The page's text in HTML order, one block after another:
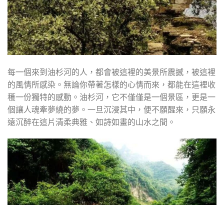
每一個來到油杉河的人，都會被這裡的美景所震撼，被這裡
的風情所感染。無論你帶著怎樣的心情而來，都能在這裡收
穫一份獨特的感動。油杉河，它不僅僅是一個景區，更是一
個讓人魂牽夢繞的夢。一旦沉浸其中，便不願醒來，只願永
遠沉醉在這片清柔典雅、如詩如畫的山水之間。